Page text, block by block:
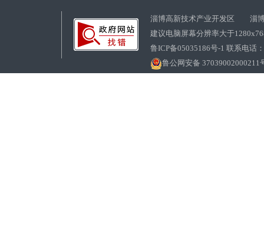
淄博高新技术产业开发区 淄博
建议电脑屏幕分辨率大于
鲁ICP备05035186号-1 联系电话
鲁公网安备 37039002000211